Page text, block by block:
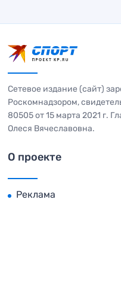
Сетевое издание (сайт)
Роскомнадзором,
80505 от 15 марта 2021 г.
Олеся Вячеславовна.
О проекте
Реклама